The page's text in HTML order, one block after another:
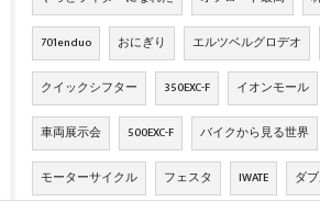
701enduo おにぎり エルツベルグロデオ
クイックシフター 350EXC-F イオンモール
車両展示会 500EXC-F バイクから見る世界
モーターサイクル フェスタ IWATE ダ